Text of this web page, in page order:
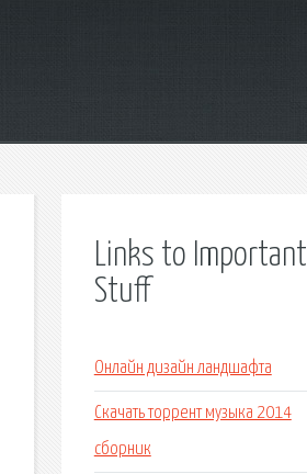
Links to Important
Stuff
Онлайн дизайн ландшафта
Скачать торрент музыка 2014
сборник